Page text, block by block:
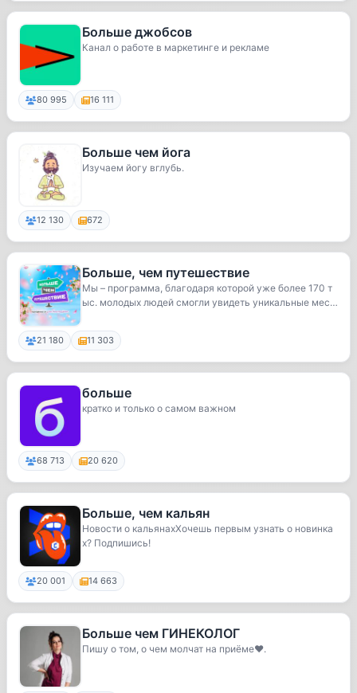
Больше джобсов
Канал о работе в маркетинге и рекламе
80 995 16 111
Больше чем йога
Изучаем йогу вглубь.
12 130 672
Больше, чем путешествие
Мы – программа, благодаря которой уже более 170 т
ыс. молодых людей смогли увидеть уникальные мес
21 180 11 303
больше
кратко и только о самом важном
68 713 20 620
Больше, чем кальян
Новости о кальянахХочешь первым узнать о новинка
х? Подпишись!
20 001 14 663
Больше чем ГИНЕКОЛОГ
Пишу о том, о чем молчат на приёме❤️.